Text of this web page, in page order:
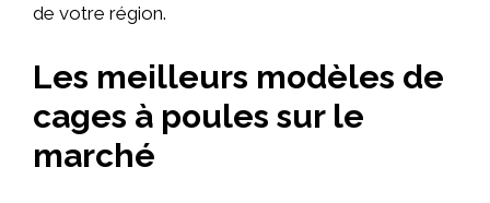
de votre région.
Les meilleurs modèles de
cages à poules sur le
marché